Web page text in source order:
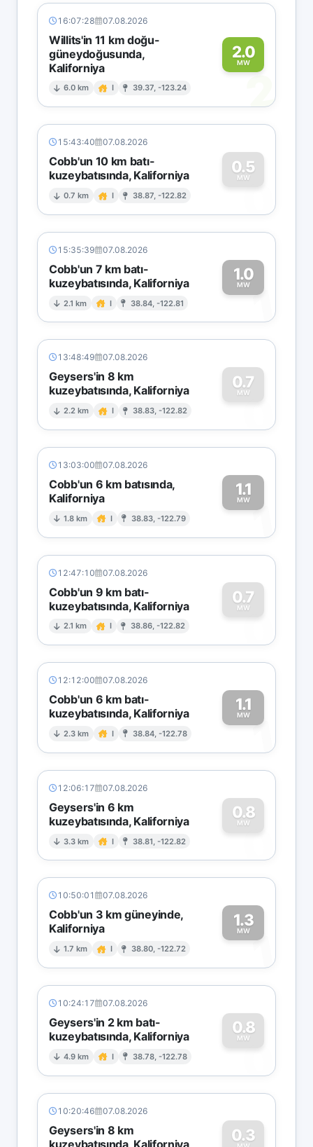
16:07:28 07.08.2026
Willits'in 11 km doğu-
güneydoğusunda,
Kaliforniya
6.0 km I 39.37, -123.24
2.0
MW
2
15:43:40 07.08.2026
Cobb'un 10 km batı-
kuzeybatısında, Kaliforniya
0.7 km I 38.87, -122.82
0.5
MW
0
15:35:39 07.08.2026
Cobb'un 7 km batı-
kuzeybatısında, Kaliforniya
2.1 km I 38.84, -122.81
1.0
MW1
13:48:49 07.08.2026
Geysers'in 8 km
kuzeybatısında, Kaliforniya
2.2 km I 38.83, -122.82
0.7
MW
0
13:03:00 07.08.2026
Cobb'un 6 km batısında,
Kaliforniya
1.8 km I 38.83, -122.79
1.1
MW1
12:47:10 07.08.2026
Cobb'un 9 km batı-
kuzeybatısında, Kaliforniya
2.1 km I 38.86, -122.82
0.7
MW
0
12:12:00 07.08.2026
Cobb'un 6 km batı-
kuzeybatısında, Kaliforniya
2.3 km I 38.84, -122.78
1.1
MW1
12:06:17 07.08.2026
Geysers'in 6 km
kuzeybatısında, Kaliforniya
3.3 km I 38.81, -122.82
0.8
MW
0
10:50:01 07.08.2026
Cobb'un 3 km güneyinde,
Kaliforniya
1.7 km I 38.80, -122.72
1.3
MW1
10:24:17 07.08.2026
Geysers'in 2 km batı-
kuzeybatısında, Kaliforniya
4.9 km I 38.78, -122.78
0.8
MW
0
10:20:46 07.08.2026
Geysers'in 8 km
kuzeybatısında, Kaliforniya
0.3